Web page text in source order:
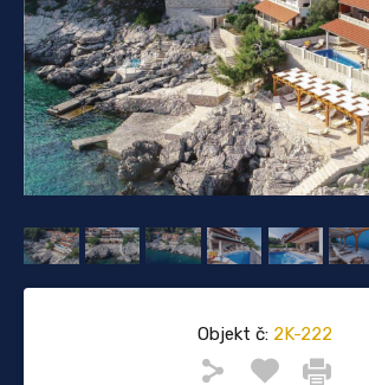
Objekt č: 2K-222